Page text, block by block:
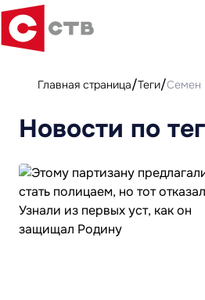
Главная страница Теги Семен
Новости по